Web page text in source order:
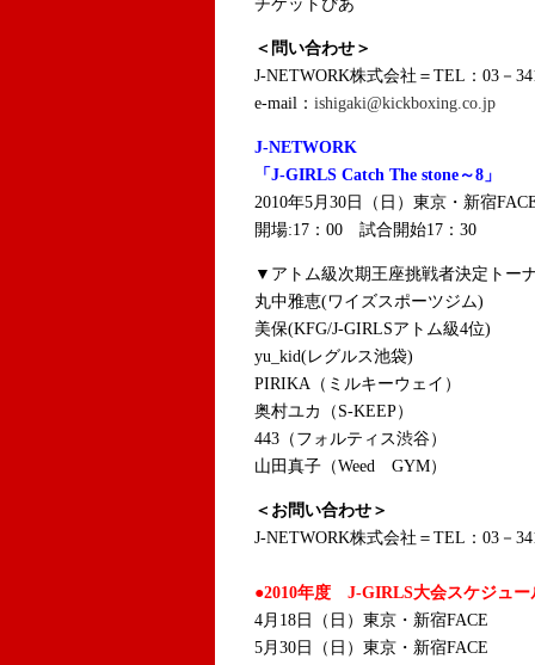
チケットぴあ
＜問い合わせ＞
J-NETWORK株式会社＝TEL：03－
e-mail： ishigaki@kickboxing.co.jp
J-NETWORK
「J-GIRLS Catch The stone～8」
2010年5月30日（日）東京・新宿
開場:17：00 試合開始17：30
▼アトム級次期王座挑戦者決定トー
丸中雅恵(ワイズスポーツジム)
美保(KFG/J-GIRLSアトム級4位)
yu_kid(レグルス池袋)
PIRIKA（ミルキーウェイ）
奥村ユカ（S-KEEP）
443（フォルティス渋谷）
山田真子（Weed GYM）
＜お問い合わせ＞
J-NETWORK株式会社＝TEL：03－
●2010年度 J-GIRLS大会スケジュー
4月18日（日）東京・新宿FACE
5月30日（日）東京・新宿FACE